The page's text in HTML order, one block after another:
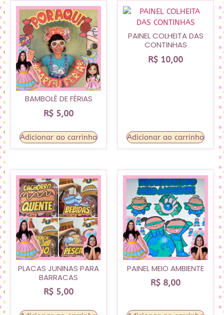
BAMBOLÊ DE FÉRIAS
R$ 5,00
Adicionar ao carrinho
PAINEL COLHEITA DAS
CONTINHAS
R$ 10,00
Adicionar ao carrinho
PLACAS JUNINAS PARA
BARRACAS
R$ 5,00
PAINEL MEIO AMBIENTE
R$ 8,00